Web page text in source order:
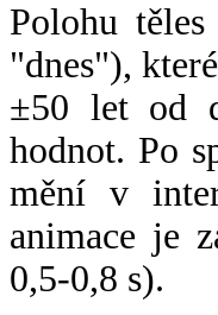
Polohu
"dnes"),
±50 let od
hodnot. Po
mění v
animace je
0,5-0,8 s).